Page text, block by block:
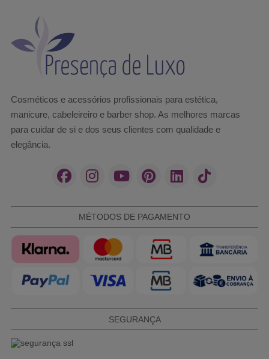
Cosméticos e acessórios profissionais para estética,
manicure, cabeleireiro e barber shop. As melhores marcas
para cuidar de si e dos seus clientes com qualidade e
elegância.
MÉTODOS DE PAGAMENTO
SEGURANÇA